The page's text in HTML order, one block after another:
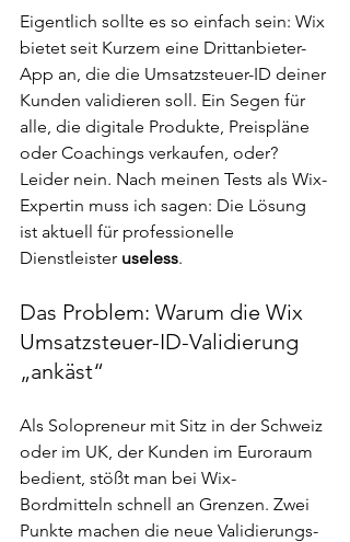
Eigentlich sollte es so einfach sein: Wix
bietet seit Kurzem eine Drittanbieter-
App an, die die Umsatzsteuer-ID deiner
Kunden validieren soll. Ein Segen für
alle, die digitale Produkte, Preispläne
oder Coachings verkaufen, oder?
Leider nein. Nach meinen Tests als Wix-
Expertin muss ich sagen: Die Lösung
ist aktuell für professionelle
Dienstleister useless.
Das Problem: Warum die Wix
Umsatzsteuer-ID-Validierung
„ankäst“
Als Solopreneur mit Sitz in der Schweiz
oder im UK, der Kunden im Euroraum
bedient, stößt man bei Wix-
Bordmitteln schnell an Grenzen. Zwei
Punkte machen die neue Validierungs-